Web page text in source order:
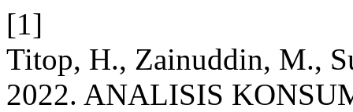
[1]
Titop, H., Zainuddin, M.,
2022. ANALISIS